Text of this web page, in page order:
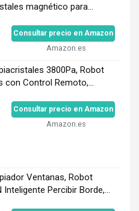
magnético para...
Consultar precio en Amazon
Amazon.es
3800Pa, Robot
con Control Remoto,...
Consultar precio en Amazon
Amazon.es
Ventanas, Robot
Percibir Borde,...